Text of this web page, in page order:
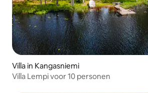
Villa in Kangasniemi
Villa Lempi voor 10 personen